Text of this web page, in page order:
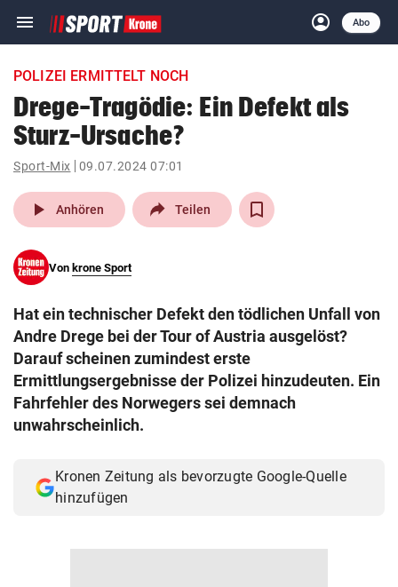
menu Navigation
ein-/ausklappen
account_circle
Anmelden
Abo
close Schließen
account_circle Anmelden
pin_drop
Wien arrow_right
search
eingeben
© Krone Multimedia GmbH & Co KG 2026
Muthgasse 2, 1190 Wien
POLIZEI ERMITTELT NOCH
Drege-Tragödie: Ein Defekt als
Sturz-Ursache?
Sport-Mix 09.07.2024 07:01
play_arrow Anhören Teilen
Von krone Sport
Hat ein technischer Defekt den tödlichen Unfall von
Andre Drege bei der Tour of Austria ausgelöst?
Darauf scheinen zumindest erste
Ermittlungsergebnisse der Polizei hinzudeuten. Ein
Fahrfehler des Norwegers sei demnach
unwahrscheinlich.
Kronen Zeitung als bevorzugte Google-Quelle
hinzufügen